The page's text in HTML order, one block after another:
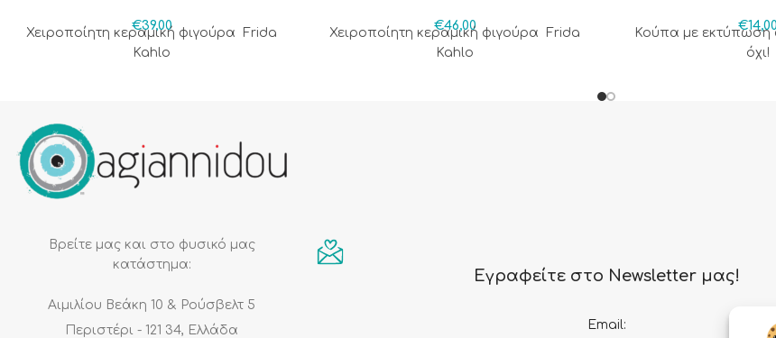
€39,00
Χειροποίητη κεραμική φιγούρα Frida
Kahlo
€46,00
Χειροποίητη κεραμική φιγούρα Frida
Kahlo
€14,00
Κούπα με εκτύπωση
όχι!
Βρείτε μας και στο φυσικό μας
κατάστημα:
Αιμιλίου Βεάκη 10 & Ρούσβελτ 5
Περιστέρι - 121 34, Ελλάδα
Εγραφείτε στο Newsletter μας!
Email: